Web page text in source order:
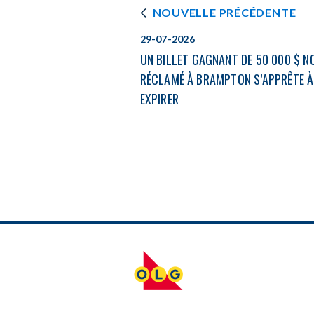
NOUVELLE PRÉCÉDENTE
29-07-2026
UN BILLET GAGNANT DE 50 000 $
RÉCLAMÉ À BRAMPTON S’APPRÊTE À
EXPIRER